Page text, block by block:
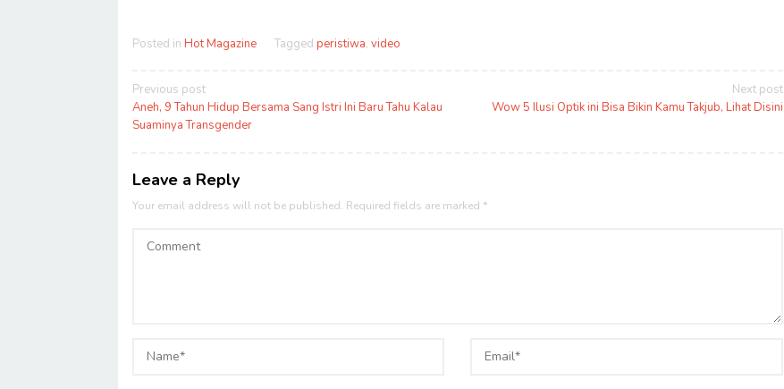
Posted in Hot Magazine Tagged peristiwa, video
Post
navigation
Previous post
Aneh, 9 Tahun Hidup Bersama Sang Istri Ini Baru Tahu Kalau
Suaminya Transgender
Next post
Wow 5 Ilusi Optik ini Bisa Bikin Kamu Takjub, Lihat Disini
Leave a Reply
Your email address will not be published. Required fields are marked *